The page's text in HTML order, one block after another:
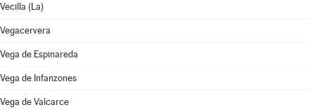
Vecilla (La)
Vegacervera
Vega de Espinareda
Vega de Infanzones
Vega de Valcarce